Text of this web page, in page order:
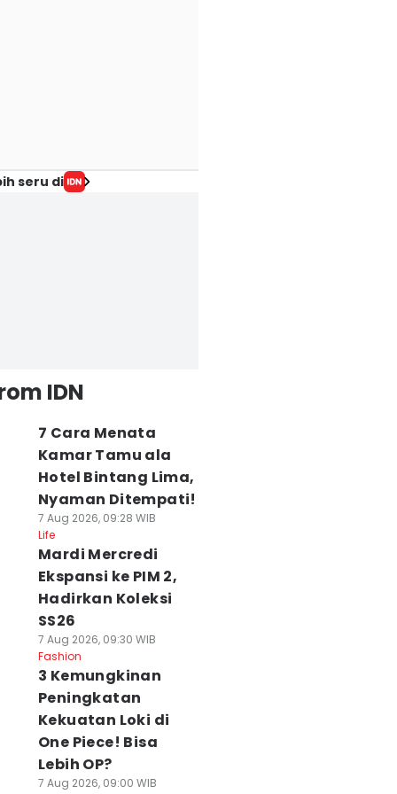
seru di
IDN
7 Cara Menata
Kamar Tamu ala
Hotel Bintang Lima,
Nyaman Ditempati!
7 Aug 2026, 09:28 WIB
Life
Mardi Mercredi
Ekspansi ke PIM 2,
Hadirkan Koleksi
SS26
7 Aug 2026, 09:30 WIB
Fashion
3 Kemungkinan
Peningkatan
Kekuatan Loki di
One Piece! Bisa
Lebih OP?
7 Aug 2026, 09:00 WIB